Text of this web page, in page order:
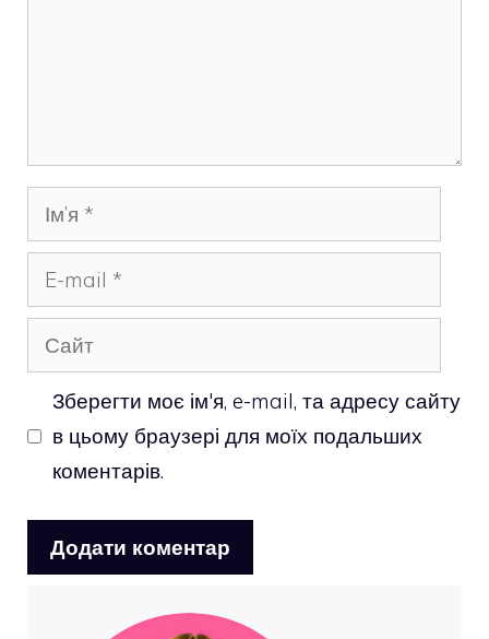
Ім’я
mail
Сайт
Зберегти моє ім'я, e-mail, та адресу сайту
в цьому браузері для моїх подальших
коментарів.